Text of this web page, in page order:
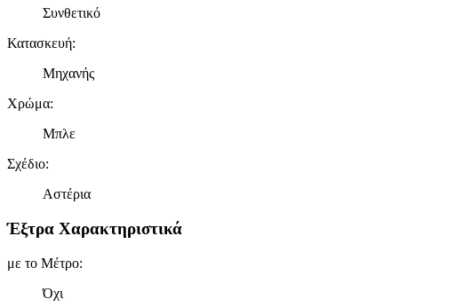
Συνθετικό
Κατασκευή:
Μηχανής
Χρώμα:
Μπλε
Σχέδιο:
Αστέρια
Έξτρα Χαρακτηριστικά
με το Μέτρο:
Όχι